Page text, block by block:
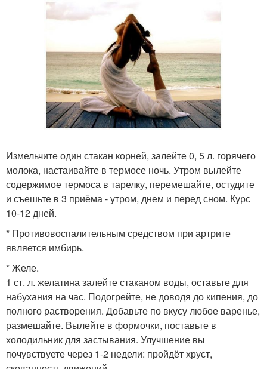
Измельчите один стакан корней, залейте 0, 5 л. горячего
молока, настаивайте в термосе ночь. Утром вылейте
содержимое термоса в тарелку, перемешайте, остудите
и съешьте в 3 приёма - утром, днем и перед сном. Курс
10-12 дней.
* Противовоспалительным средством при артрите
является имбирь.
* Желе.
1 ст. л. желатина залейте стаканом воды, оставьте для
набухания на час. Подогрейте, не доводя до кипения, до
полного растворения. Добавьте по вкусу любое варенье,
размешайте. Вылейте в формочки, поставьте в
холодильник для застывания. Улучшение вы
почувствуете через 1-2 недели: пройдёт хруст,